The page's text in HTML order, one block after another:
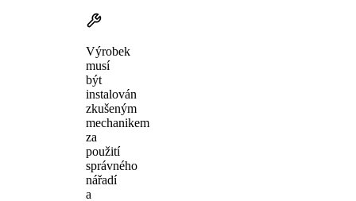
Výrobek
musí
být
instalován
zkušeným
mechanikem
za
použití
správného
nářadí
a